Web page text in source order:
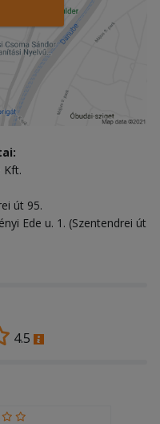
Kft.
út 95.
Ede u. 1. (Szentendrei út
4.5